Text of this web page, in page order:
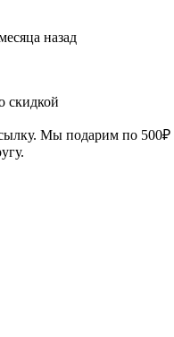
назад
скидкой
Мы подарим по 500₽